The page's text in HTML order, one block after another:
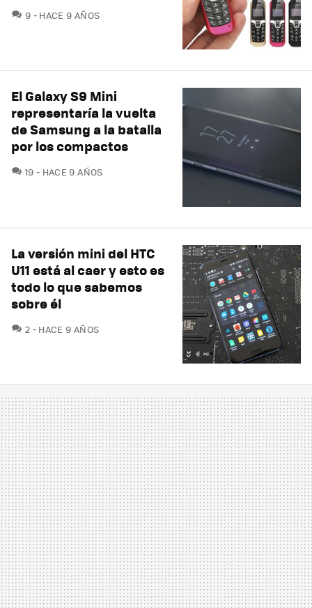
9 COMENTARIOS
HACE 9 AÑOS
El Galaxy S9 Mini
representaría la vuelta
de Samsung a la batalla
por los compactos
19 COMENTARIOS
HACE 9 AÑOS
La versión mini del HTC
U11 está al caer y esto es
todo lo que sabemos
sobre él
2 COMENTARIOS
HACE 9 AÑOS